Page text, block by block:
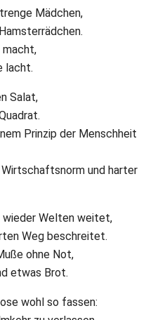
Mädchen,
macht,
lacht.
Salat,
Prinzip der Menschheit
und harter
wieder Welten weitet,
Weg beschreitet.
ohne Not,
etwas Brot.
wohl so fassen: